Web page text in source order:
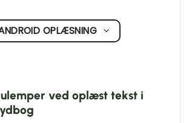
OPLÆSNING
ulemper ved oplæst tekst i